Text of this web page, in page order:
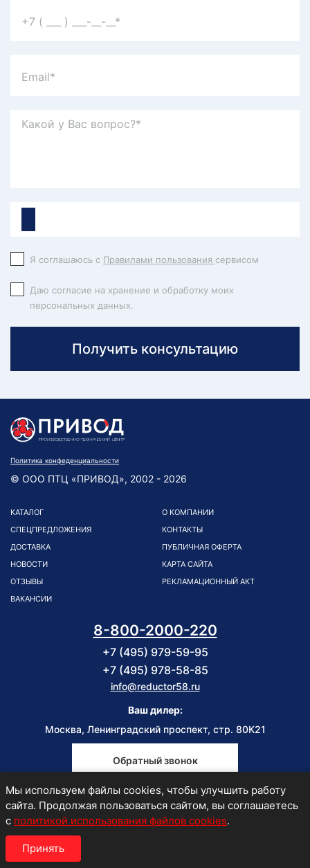
Я соглашаюсь с Правилами пользования сервисом
Даю согласие на хранение и обработку моих
персональных данных.
Получить консультацию
Политика конфеденциальности
© ООО ПТЦ «ПРИВОД», 2002 - 2026
КАТАЛОГ
СПЕЦПРЕДЛОЖЕНИЯ
ДОСТАВКА
НОВОСТИ
ОТЗЫВЫ
ВАКАНСИИ
О КОМПАНИИ
КОНТАКТЫ
ПУБЛИЧНАЯ ОФЕРТА
КАРТА САЙТА
РЕКЛАМАЦИОННЫЙ АКТ
8-800-2000-220
+7 (495) 979-59-95
+7 (495) 978-58-85
info@reductor58.ru
Ваш дилер:
Москва, Ленинградский проспект, стр. 80К21
Обратный звонок
Пн-Пт
9:00-18:00
Мы используем файлы cookies, чтобы улучшить работу
сайта. Продолжая пользоваться сайтом, вы соглашаетесь
с политикой использования файлов cookies.
Принять